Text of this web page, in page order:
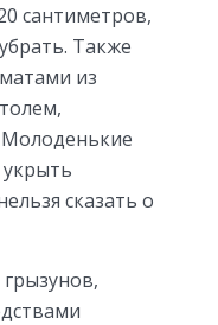
сантиметров,
Также
из
сказать о